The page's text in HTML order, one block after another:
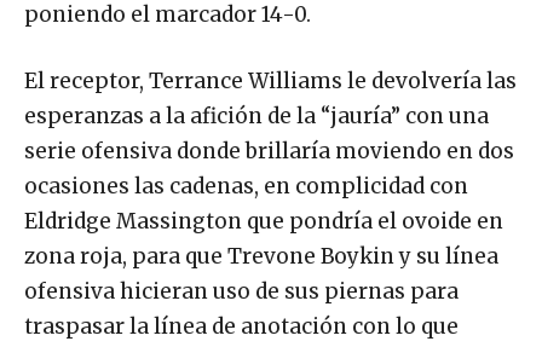
poniendo el marcador 14-0.
El receptor, Terrance Williams le devolvería las
esperanzas a la afición de la “jauría” con una
serie ofensiva donde brillaría moviendo en dos
ocasiones las cadenas, en complicidad con
Eldridge Massington que pondría el ovoide en
zona roja, para que Trevone Boykin y su línea
ofensiva hicieran uso de sus piernas para
traspasar la línea de anotación con lo que